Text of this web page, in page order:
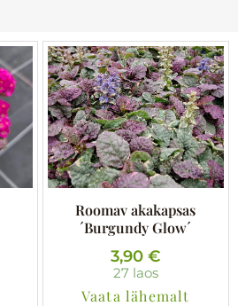
Roomav akakapsas
´Burgundy Glow´
3,90€
27 laos
Vaata lähemalt